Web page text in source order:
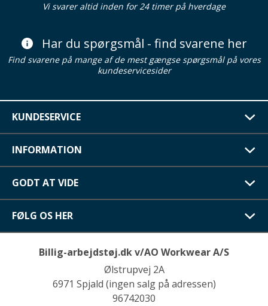
Vi svarer altid inden for 24 timer på hverdage
Har du spørgsmål - find svarene her
Find svarene på mange af de mest gængse spørgsmål på vores
kundeservicesider
KUNDESERVICE
INFORMATION
GODT AT VIDE
FØLG OS HER
Billig-arbejdstøj.dk v/AO Workwear A/S
Ølstrupvej 2A
6971 Spjald (ingen salg på adressen)
96742030